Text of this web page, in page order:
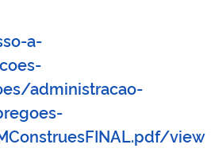
a-
administracao-
view